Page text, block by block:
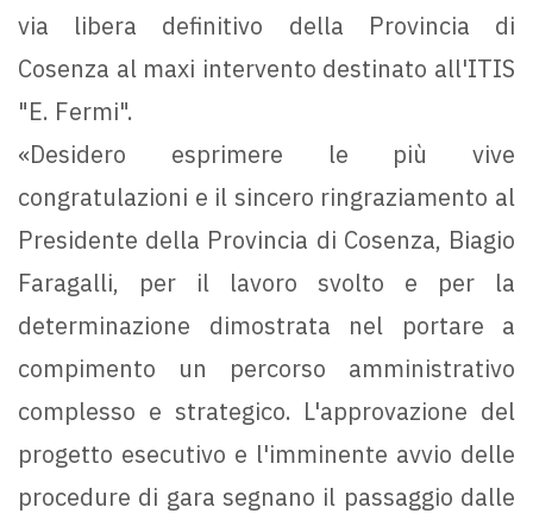
via libera definitivo della Provincia di
Cosenza al maxi intervento destinato all'ITIS
"E. Fermi".
«Desidero esprimere le più vive
congratulazioni e il sincero ringraziamento al
Presidente della Provincia di Cosenza, Biagio
Faragalli, per il lavoro svolto e per la
determinazione dimostrata nel portare a
compimento un percorso amministrativo
complesso e strategico. L'approvazione del
progetto esecutivo e l'imminente avvio delle
procedure di gara segnano il passaggio dalle